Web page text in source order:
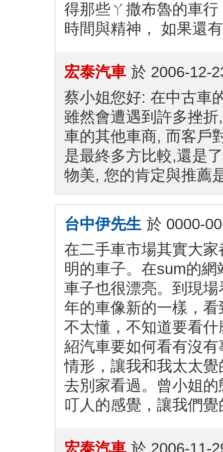
得那些ㄚ撒布魯的車
時間與精神， 如果還
宏泰汽車 於 2006-12-
蔡小姐您好: 在中古車
雖然會遭遇到許多挫
車的其他車商, 而客戶
是最終多方比較,還是
物美, 您的肯定與推薦
台中伊先生 於 0000-
在二手車市場其實大
明的車子。在sum的
車子也很漂亮。到現
年的車像新的一樣，
不太懂，不知道要看
紹汽車要如何看有沒
情形，讓我和我太太
去別家看過。曾小姐
叮人的感覺，讓我們
宏泰汽車 於 2006-11-